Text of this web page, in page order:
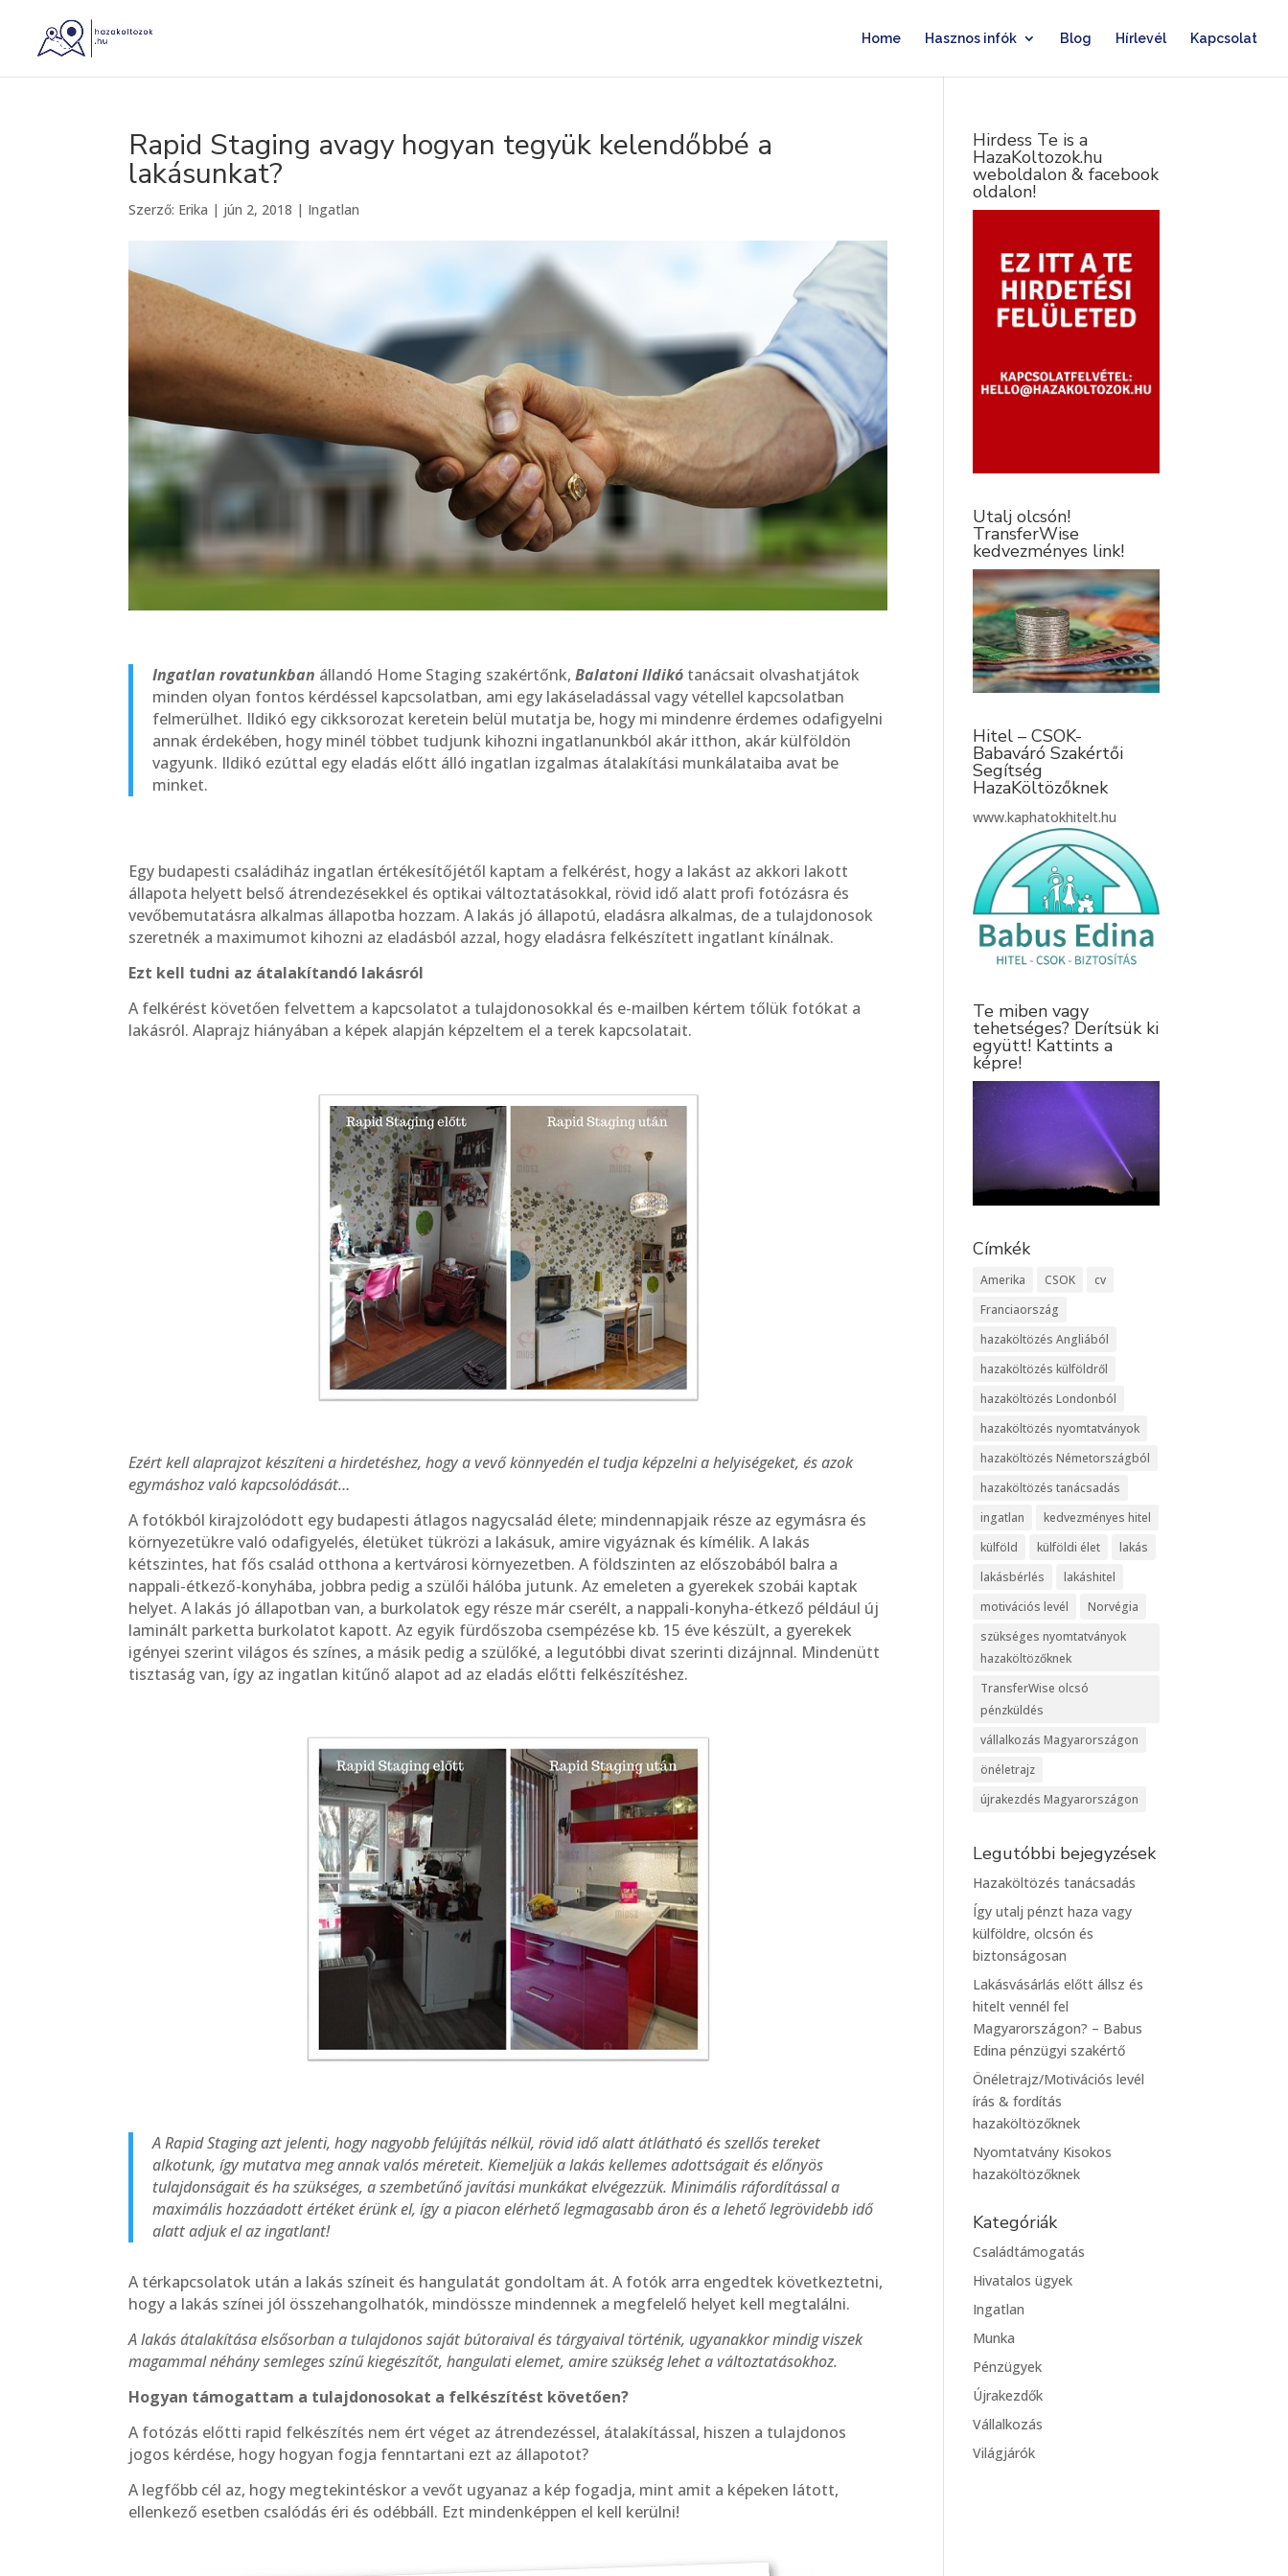
Home Hasznos infók Blog Hírlevél Kapcsolat
Rapid Staging avagy hogyan tegyük kelendőbbé a
lakásunkat?
Szerző: Erika | jún 2, 2018 | Ingatlan
Ingatlan rovatunkban állandó Home Staging szakértőnk,Balatoni Ildikó tanácsait olvashatjátok
minden olyan fontos kérdéssel kapcsolatban, ami egy lakáseladással vagy vétellel kapcsolatban
felmerülhet. Ildikó egy cikksorozat keretein belül mutatja be, hogy mi mindenre érdemes odafigyelni
annak érdekében, hogy minél többet tudjunk kihozni ingatlanunkból akár itthon, akár külföldön
vagyunk. Ildikó ezúttal egy eladás előtt álló ingatlan izgalmas átalakítási munkálataiba avat be
minket.
Egy budapesti családiház ingatlan értékesítőjétől kaptam a felkérést, hogy a lakást az akkori lakott
állapota helyett belső átrendezésekkel és optikai változtatásokkal, rövid idő alatt profi fotózásra és
vevőbemutatásra alkalmas állapotba hozzam. A lakás jó állapotú, eladásra alkalmas, de a tulajdonosok
szeretnék a maximumot kihozni az eladásból azzal, hogy eladásra felkészített ingatlant kínálnak.
Ezt kell tudni az átalakítandó lakásról
A felkérést követően felvettem a kapcsolatot a tulajdonosokkal és e-mailben kértem tőlük fotókat a
lakásról. Alaprajz hiányában a képek alapján képzeltem el a terek kapcsolatait.
Ezért kell alaprajzot készíteni a hirdetéshez, hogy a vevő könnyedén el tudja képzelni a helyiségeket, és azok
egymáshoz való kapcsolódását…
A fotókból kirajzolódott egy budapesti átlagos nagycsalád élete; mindennapjaik része az egymásra és
környezetükre való odafigyelés, életüket tükrözi a lakásuk, amire vigyáznak és kímélik. A lakás
kétszintes, hat fős család otthona a kertvárosi környezetben. A földszinten az előszobából balra a
nappali-étkező-konyhába, jobbra pedig a szülői hálóba jutunk. Az emeleten a gyerekek szobái kaptak
helyet. A lakás jó állapotban van, a burkolatok egy része már cserélt, a nappali-konyha-étkező például új
laminált parketta burkolatot kapott. Az egyik fürdőszoba csempézése kb. 15 éve készült, a gyerekek
igényei szerint világos és színes, a másik pedig a szülőké, a legutóbbi divat szerinti dizájnnal. Mindenütt
tisztaság van, így az ingatlan kitűnő alapot ad az eladás előtti felkészítéshez.
A Rapid Staging azt jelenti, hogy nagyobb felújítás nélkül, rövid idő alatt átlátható és szellős tereket
alkotunk, így mutatva meg annak valós méreteit. Kiemeljük a lakás kellemes adottságait és előnyös
tulajdonságait és ha szükséges, a szembetűnő javítási munkákat elvégezzük. Minimális ráfordítással a
maximális hozzáadott értéket érünk el, így a piacon elérhető legmagasabb áron és a lehető legrövidebb idő
alatt adjuk el az ingatlant!
A térkapcsolatok után a lakás színeit és hangulatát gondoltam át. A fotók arra engedtek következtetni,
hogy a lakás színei jól összehangolhatók, mindössze mindennek a megfelelő helyet kell megtalálni.
A lakás átalakítása elsősorban a tulajdonos saját bútoraival és tárgyaival történik, ugyanakkor mindig viszek
magammal néhány semleges színű kiegészítőt, hangulati elemet, amire szükség lehet a változtatásokhoz.
Hogyan támogattam a tulajdonosokat a felkészítést követően?
A fotózás előtti rapid felkészítés nem ért véget az átrendezéssel, átalakítással, hiszen a tulajdonos
jogos kérdése, hogy hogyan fogja fenntartani ezt az állapotot?
A legfőbb cél az, hogy megtekintéskor a vevőt ugyanaz a kép fogadja, mint amit a képeken látott,
ellenkező esetben csalódás éri és odébbáll. Ezt mindenképpen el kell kerülni!
Hirdess Te is a
HazaKoltozok.hu
weboldalon & facebook
oldalon!
Utalj olcsón!
TransferWise
kedvezményes link!
Hitel – CSOK-
Babaváró Szakértői
Segítség
HazaKöltözőknek
www.kaphatokhitelt.hu
Te miben vagy
tehetséges? Derítsük ki
együtt! Kattints a
képre!
Címkék
Amerika CSOK
cv
Franciaország
hazaköltözés Angliából
hazaköltözés külföldről
hazaköltözés Londonból
hazaköltözés nyomtatványok
hazaköltözés Németországból
hazaköltözés tanácsadás
ingatlan
kedvezményes hitel
külföld
külföldi élet
lakás
lakásbérlés
lakáshitel
motivációs levél
Norvégia
szükséges nyomtatványok
hazaköltözőknek
TransferWise olcsó
pénzküldés
vállalkozás Magyarországon
önéletrajz
újrakezdés Magyarországon
Legutóbbi bejegyzések
Hazaköltözés tanácsadás
Így utalj pénzt haza vagy
külföldre, olcsón és
biztonságosan
Lakásvásárlás előtt állsz és
hitelt vennél fel
Magyarországon? – Babus
Edina pénzügyi szakértő
Önéletrajz/Motivációs levél
írás & fordítás
hazaköltözőknek
Nyomtatvány Kisokos
hazaköltözőknek
Kategóriák
Családtámogatás
Hivatalos ügyek
Ingatlan
Munka
Pénzügyek
Újrakezdők
Vállalkozás
Világjárók